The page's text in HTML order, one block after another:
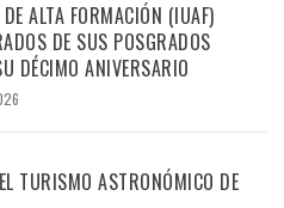
ALTA FORMACIÓN (IUAF)
DE SUS POSGRADOS
DÉCIMO ANIVERSARIO
TURISMO ASTRONÓMICO DE